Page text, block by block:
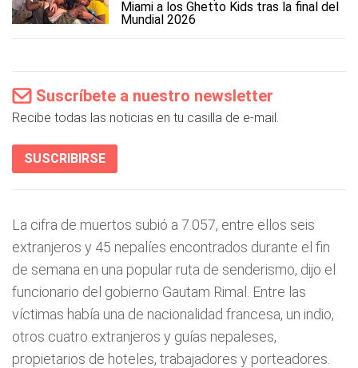
Miami a los Ghetto Kids tras la final del
Mundial 2026
Suscríbete a nuestro newsletter
Recibe todas las noticias en tu casilla de e-mail.
SUSCRIBIRSE
La cifra de muertos subió a 7.057, entre ellos seis
extranjeros y 45 nepalíes encontrados durante el fin
de semana en una popular ruta de senderismo, dijo el
funcionario del gobierno Gautam Rimal. Entre las
víctimas había una de nacionalidad francesa, un indio,
otros cuatro extranjeros y guías nepaleses,
propietarios de hoteles, trabajadores y porteadores.